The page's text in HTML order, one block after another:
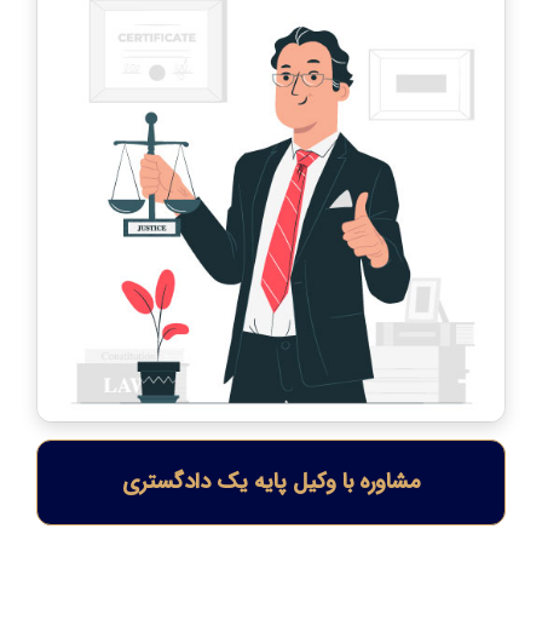
مشاوره با وکیل پایه یک دادگستری